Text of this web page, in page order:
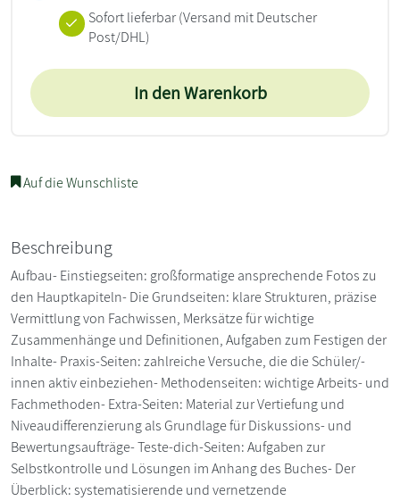
Sofort lieferbar(Versand mit Deutscher
Post/DHL)
In den Warenkorb
Auf die Wunschliste
Beschreibung
Aufbau- Einstiegseiten: großformatige ansprechende Fotos zu
den Hauptkapiteln- Die Grundseiten: klare Strukturen, präzise
Vermittlung von Fachwissen, Merksätze für wichtige
Zusammenhänge und Definitionen, Aufgaben zum Festigen der
Inhalte- Praxis-Seiten: zahlreiche Versuche, die die Schüler/-
innen aktiv einbeziehen- Methodenseiten: wichtige Arbeits- und
Fachmethoden- Extra-Seiten: Material zur Vertiefung und
Niveaudifferenzierung als Grundlage für Diskussions- und
Bewertungsaufträge- Teste-dich-Seiten: Aufgaben zur
Selbstkontrolle und Lösungen im Anhang des Buches- Der
Überblick: systematisierende und vernetzende